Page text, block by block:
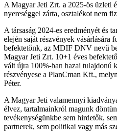
A Magyar Jeti Zrt. a 2025-ös üzleti
nyereséggel zárta, osztalékot nem
A társaság 2024-es eredményét és
elején saját részvények vásárlására
befektetőnk, az MDIF DNV nevű
Magyar Jeti Zrt. 10+1 éves
vált újra 100%-ban hazai tulajdonú
részvényese a PlanCman Kft.,
Péter.
A Magyar Jeti valamennyi
élvez, tartalmainkról magunk
tevékenységünkbe sem hirdetők,
partnerek, sem politikai vagy más